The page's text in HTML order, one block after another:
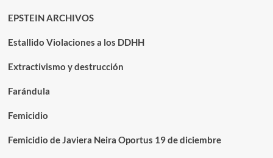
EPSTEIN ARCHIVOS
Estallido Violaciones a los DDHH
Extractivismo y destrucción
Farándula
Femicidio
Femicidio de Javiera Neira Oportus 19 de diciembre